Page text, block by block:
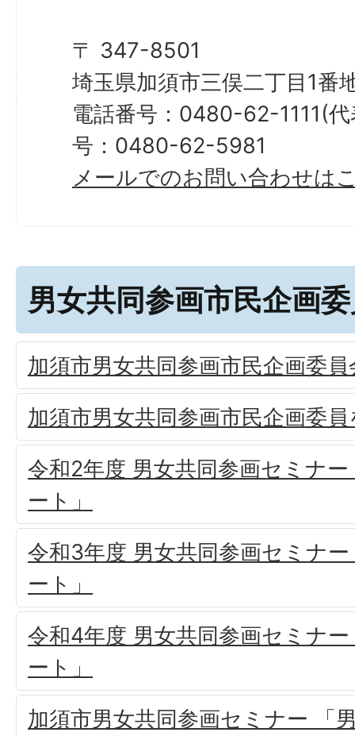
〒 347-8501
埼玉県加須市三俣二丁目1番
電話番号：0480-62-1111(
号：0480-62-5981
メールでのお問い合わせは
男女共同参画市民企画
加須市男女共同参画市民企画委員
加須市男女共同参画市民企画委
令和2年度 男女共同参画セミナ
ート」
令和3年度 男女共同参画セミナ
ート」
令和4年度 男女共同参画セミナ
ート」
加須市男女共同参画セミナー 「